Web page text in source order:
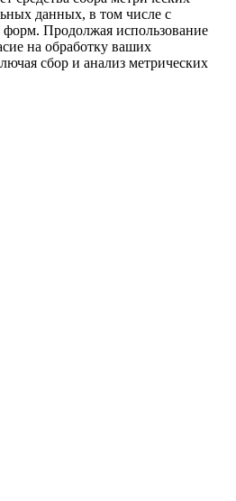
данных, в том числе с
Продолжая использование
на обработку ваших
сбор и анализ метрических